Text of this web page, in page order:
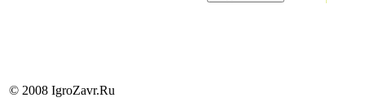
© 2008 IgroZavr.Ru